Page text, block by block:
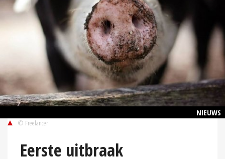
NIEUWS
© Freelancer
Eerste uitbraak